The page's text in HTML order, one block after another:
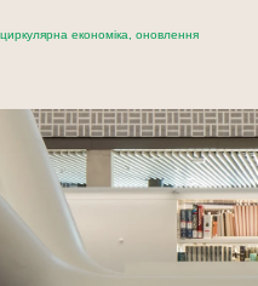
економіка, оновлення